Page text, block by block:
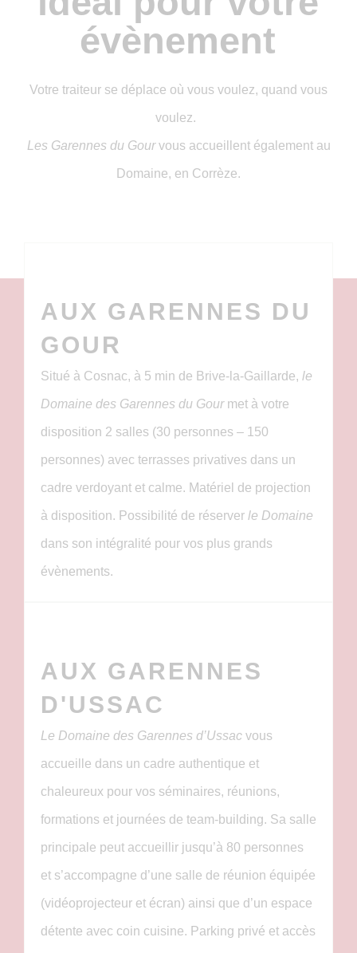
évènement
Votre traiteur se déplace où vous voulez, quand vous
voulez.
Les Garennes du Gourvous accueillent également au
Domaine, en Corrèze.
AUX GARENNES DU
GOUR
Situé à Cosnac, à 5 min de Brive-la-Gaillarde, le
Domaine des Garennes du Gourmet à votre
disposition 2 salles (30 personnes – 150
personnes) avec terrasses privatives dans un
cadre verdoyant et calme. Matériel de projection
à disposition. Possibilité de réserver le Domaine
dans son intégralité pour vos plus grands
évènements.
AUX GARENNES
D'USSAC
Le Domaine des Garennes d’Ussac vous
accueille dans un cadre authentique et
chaleureux pour vos séminaires, réunions,
formations et journées de team-building. Sa salle
principale peut accueillir jusqu’à 80 personnes
et s’accompagne d’une salle de réunion équipée
(vidéoprojecteur et écran) ainsi que d’un espace
détente avec coin cuisine. Parking privé et accès